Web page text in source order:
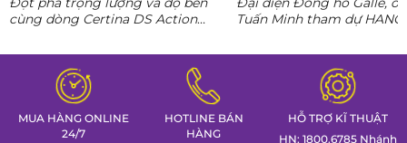
cùng dòng Certina DS Action
tác thể thao cá tính nhất trong
Tuần lễ đồng hồ Thụy Sỹ cùng
Đồng hồ Galle!
nguyên AI
Tuấn Minh tham dự
gian trưng bày đồng hồ
định hình phong thái lãnh
MUA HÀNG ONLINE
24/7
HOTLINE BÁN
HÀNG
HỖ TRỢ KĨ THUẬT
HN: 1800.6785 Nhánh